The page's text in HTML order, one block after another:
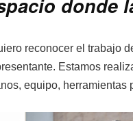
donde
reconocer el trabajo
Estamos
equipo, herramientas